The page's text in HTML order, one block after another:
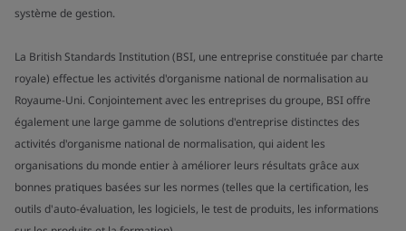
système de gestion.
La British Standards Institution (BSI, une entreprise constituée par charte
royale) effectue les activités d'organisme national de normalisation au
Royaume-Uni. Conjointement avec les entreprises du groupe, BSI offre
également une large gamme de solutions d'entreprise distinctes des
activités d'organisme national de normalisation, qui aident les
organisations du monde entier à améliorer leurs résultats grâce aux
bonnes pratiques basées sur les normes (telles que la certification, les
outils d'auto-évaluation, les logiciels, le test de produits, les informations